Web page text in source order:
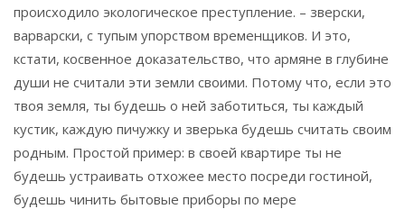
происходило экологическое преступление. – зверски,
варварски, с тупым упорством временщиков. И это,
кстати, косвенное доказательство, что армяне в глубине
души не считали эти земли своими. Потому что, если это
твоя земля, ты будешь о ней заботиться, ты каждый
кустик, каждую пичужку и зверька будешь считать своим
родным. Простой пример: в своей квартире ты не
будешь устраивать отхожее место посреди гостиной,
будешь чинить бытовые приборы по мере